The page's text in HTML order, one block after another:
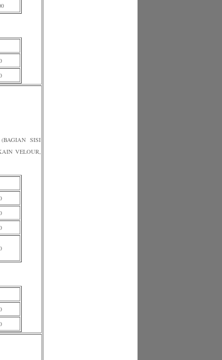
SISI
VELOUR,